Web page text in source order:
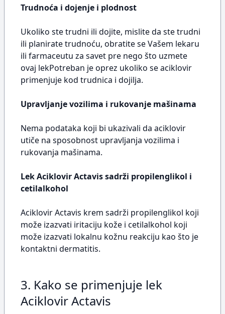
Trudnoća i dojenje i plodnost
Ukoliko ste trudni ili dojite, mislite da ste trudni
ili planirate trudnoću, obratite se Vašem lekaru
ili farmaceutu za savet pre nego što uzmete
ovaj lekPotreban je oprez ukoliko se aciklovir
primenjuje kod trudnica i dojilja.
Upravljanje vozilima i rukovanje mašinama
Nema podataka koji bi ukazivali da aciklovir
utiče na sposobnost upravljanja vozilima i
rukovanja mašinama.
Lek Aciklovir Actavis sadrži propilenglikol i
cetilalkohol
Aciklovir Actavis krem sadrži propilenglikol koji
može izazvati iritaciju kože i cetilalkohol koji
može izazvati lokalnu kožnu reakciju kao što je
kontaktni dermatitis.
3. Kako se primenjuje lek
Aciklovir Actavis